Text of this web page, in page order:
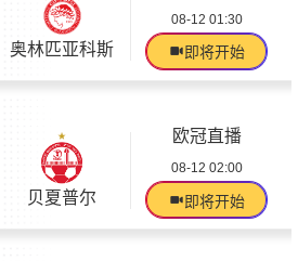
奥林匹亚科斯
08-12 01:30
即将开始
贝夏普尔
欧冠直播
08-12 02:00
即将开始